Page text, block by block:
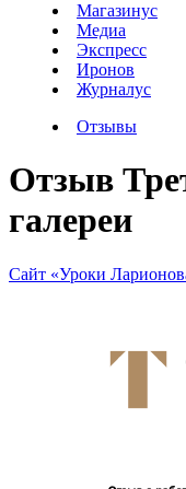
Магазинус
Медиа
Экспресс
Иронов
Журналус
Отзывы
Отзыв
галереи
Сайт «Уроки